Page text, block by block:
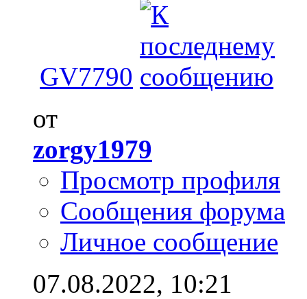
GV7790
от
zorgy1979
Просмотр профиля
Сообщения форума
Личное сообщение
07.08.2022, 10:21